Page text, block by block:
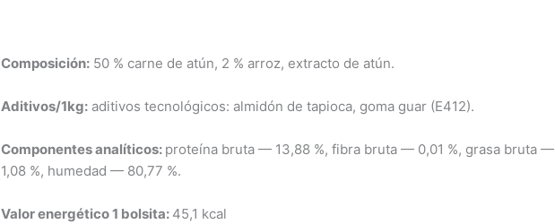
Composición:50 % carne de atún, 2 % arroz, extracto de atún.
Aditivos/1kg:aditivos tecnológicos: almidón de tapioca, goma guar (E412).
Componentes analíticos: proteína bruta — 13,88 %, fibra bruta — 0,01 %, grasa bruta
1,08 %, humedad — 80,77 %.
Valor energético 1 bolsita: 45,1 kcal